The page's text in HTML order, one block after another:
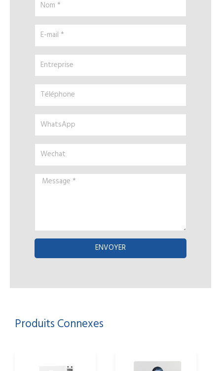
*
E-
mail
* Entreprise
Téléphone
WhatsApp
Wechat
Message
ENVOYER
Produits Connexes